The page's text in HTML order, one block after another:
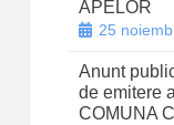
APELOR
25
Anunt
de emitere
COMUNA